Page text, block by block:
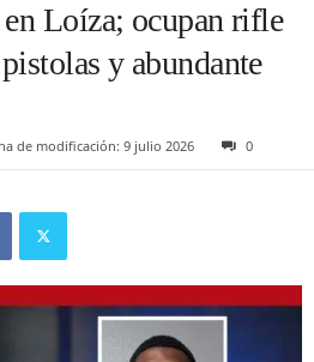
Loíza; ocupan rifle
y abundante
de modificación: 9 julio 2026 0